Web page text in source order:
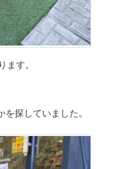
す。
探していました。